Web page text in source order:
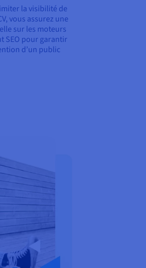
la visibilité de
vous assurez une
sur les moteurs
SEO pour garantir
d’un public